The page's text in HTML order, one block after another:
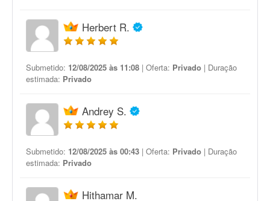
Herbert R.
Submetido: 12/08/2025 às 11:08 | Oferta: Privado | Duração
estimada: Privado
Andrey S.
Submetido: 12/08/2025 às 00:43 | Oferta: Privado | Duração
estimada: Privado
Hithamar M.